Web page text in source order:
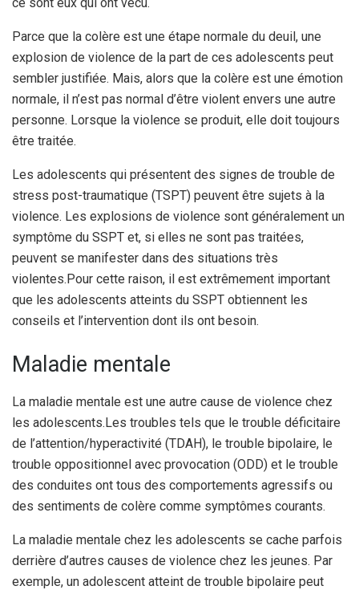
ce sont eux qui ont vécu.
Parce que la colère est une étape normale du deuil, une
explosion de violence de la part de ces adolescents peut
sembler justifiée. Mais, alors que la colère est une émotion
normale, il n’est pas normal d’être violent envers une autre
personne. Lorsque la violence se produit, elle doit toujours
être traitée.
Les adolescents qui présentent des signes de trouble de
stress post-traumatique (TSPT) peuvent être sujets à la
violence. Les explosions de violence sont généralement un
symptôme du SSPT et, si elles ne sont pas traitées,
peuvent se manifester dans des situations très
violentes. Pour cette raison, il est extrêmement important
que les adolescents atteints du SSPT obtiennent les
conseils et l’intervention dont ils ont besoin.
Maladie mentale
La maladie mentale est une autre cause de violence chez
les adolescents.Les troubles tels que le trouble déficitaire
de l’attention/hyperactivité (TDAH), le trouble bipolaire, le
trouble oppositionnel avec provocation (ODD) et le trouble
des conduites ont tous des comportements agressifs ou
des sentiments de colère comme symptômes courants.
La maladie mentale chez les adolescents se cache parfois
derrière d’autres causes de violence chez les jeunes. Par
exemple, un adolescent atteint de trouble bipolaire peut